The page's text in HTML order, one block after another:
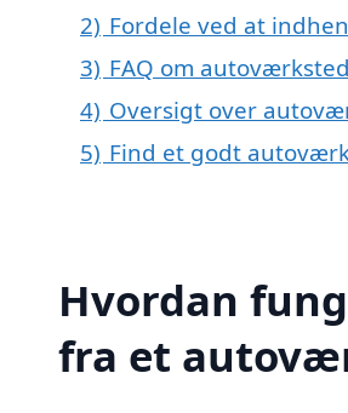
2) Fordele ved at
3) FAQ om
4) Oversigt over
5) Find et godt
Hvordan
fra et